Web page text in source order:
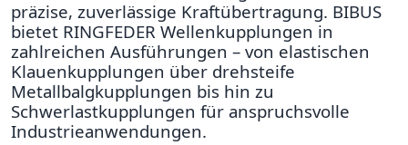
präzise, zuverlässige Kraftübertragung. BIBUS
bietet RINGFEDER Wellenkupplungen in
zahlreichen Ausführungen – von elastischen
Klauenkupplungen über drehsteife
Metallbalgkupplungen bis hin zu
Schwerlastkupplungen für anspruchsvolle
Industrieanwendungen.